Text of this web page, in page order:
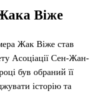
Віже
Жак Віже став
Асоціації Сен-Жан-
був обраний її
історію та